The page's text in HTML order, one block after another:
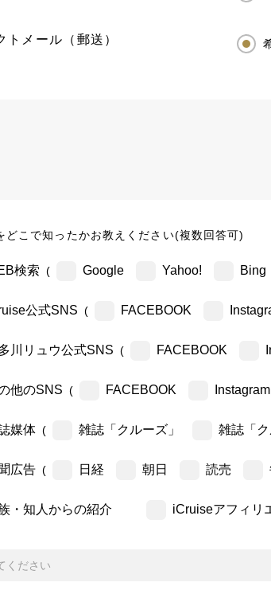
トメール（郵送）
どこで知ったかお教えください(複数回答可)
検索 ( Google Yahoo! Bing
公式SNS ( FACEBOOK
川リュウ公式SNS ( FACEBOOK
他のSNS ( FACEBOOK Instagram
媒体 ( 雑誌「クルーズ」 雑誌「ク
広告 ( 日経 朝日 読売
・知人からの紹介 iCruiseアフィリ